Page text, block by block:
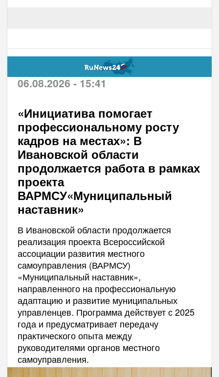
06.08.2026 - 15:41
«Инициатива помогает
профессиональному росту
кадров на местах»: В
Ивановской области
продолжается работа в рамках
проекта
ВАРМСУ«Муниципальный
наставник»
В Ивановской области продолжается
реализация проекта Всероссийской
ассоциации развития местного
самоуправления (ВАРМСУ)
«Муниципальный наставник»,
направленного на профессиональную
адаптацию и развитие муниципальных
управленцев. Программа действует с 2025
года и предусматривает передачу
практического опыта между
руководителями органов местного
самоуправления.